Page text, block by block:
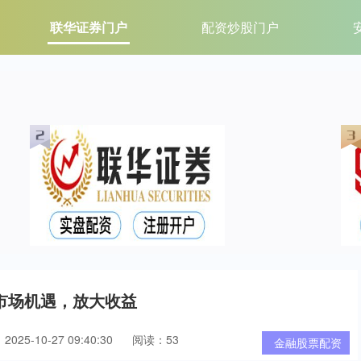
联华证券门户 配资炒股门户
场机遇，放大收益
金融股票配资
2025-10-27 09:40:30 阅读：53